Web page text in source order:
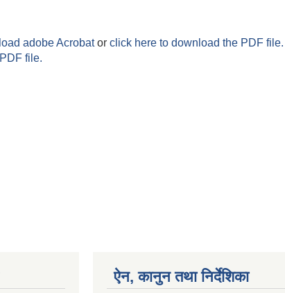
adobe Acrobator click here to download the PDF file.
file.
ऐन, कानुन तथा निर्देशिका